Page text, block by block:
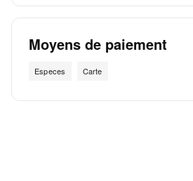
Moyens de paiement
Especes Carte